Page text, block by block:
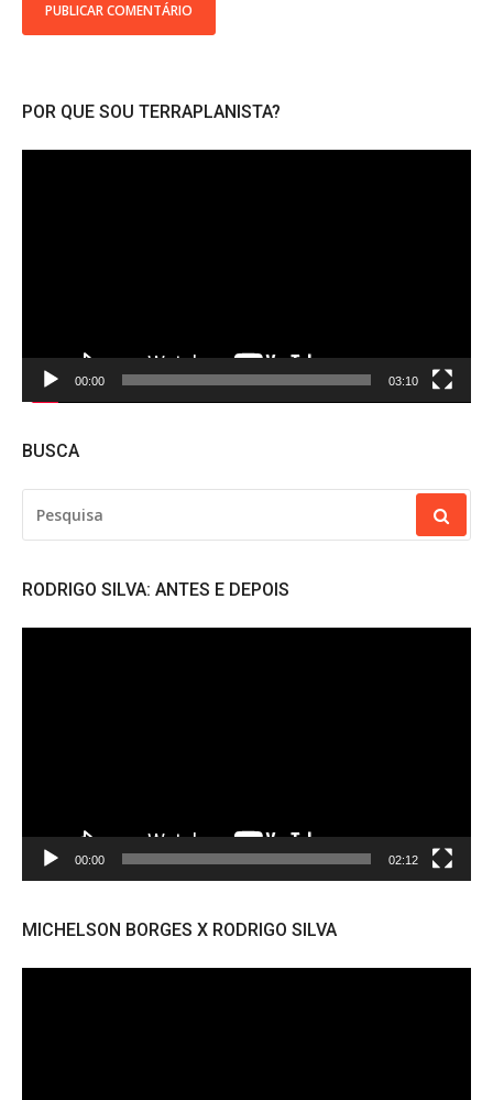
POR QUE SOU TERRAPLANISTA?
00:00 03:10
BUSCA
POR:
RODRIGO SILVA: ANTES E DEPOIS
00:00 02:12
MICHELSON BORGES X RODRIGO SILVA